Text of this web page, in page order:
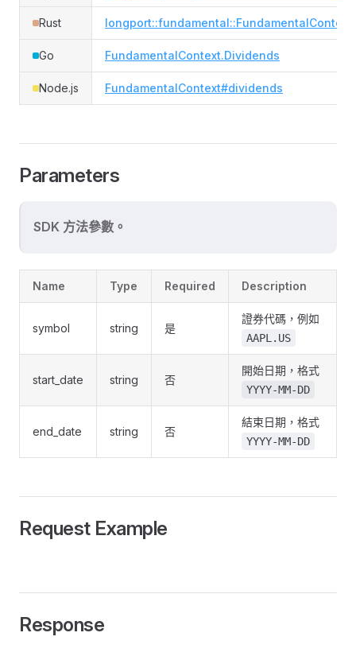
Rust
Go FundamentalContext.Dividends
Node.js FundamentalContext#dividends
Parameters
SDK 方法參數。
Name Type Required Description
symbol string 是
證券代碼，例如
AAPL.US
start_date string 否
開始日期，格式
YYYY-MM-DD
end_date string 否
結束日期，格式
YYYY-MM-DD
Request Example
Response